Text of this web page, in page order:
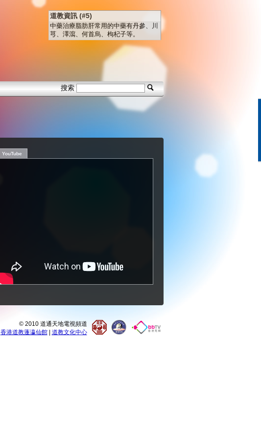
道教資訊 (#5)
中藥治療脂肪肝常用的中藥有丹參、川
芎、澤瀉、何首烏、枸杞子等。
搜索
YouTube
© 2010 道通天地電視頻道
香港道教蓬瀛仙館| 道教文化中心